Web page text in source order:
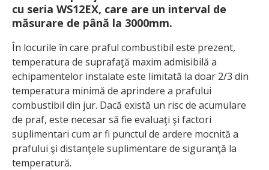
cu seria WS12EX, care are un interval de
măsurare de până la 3000mm.
În locurile în care praful combustibil este prezent,
temperatura de suprafaţă maxim admisibilă a
echipamentelor instalate este limitată la doar 2/3 din
temperatura minimă de aprindere a prafului
combustibil din jur. Dacă există un risc de acumulare
de praf, este necesar să fie evaluaţi şi factori
suplimentari cum ar fi punctul de ardere mocnită a
prafului şi distanţele suplimentare de siguranţă la
temperatură.